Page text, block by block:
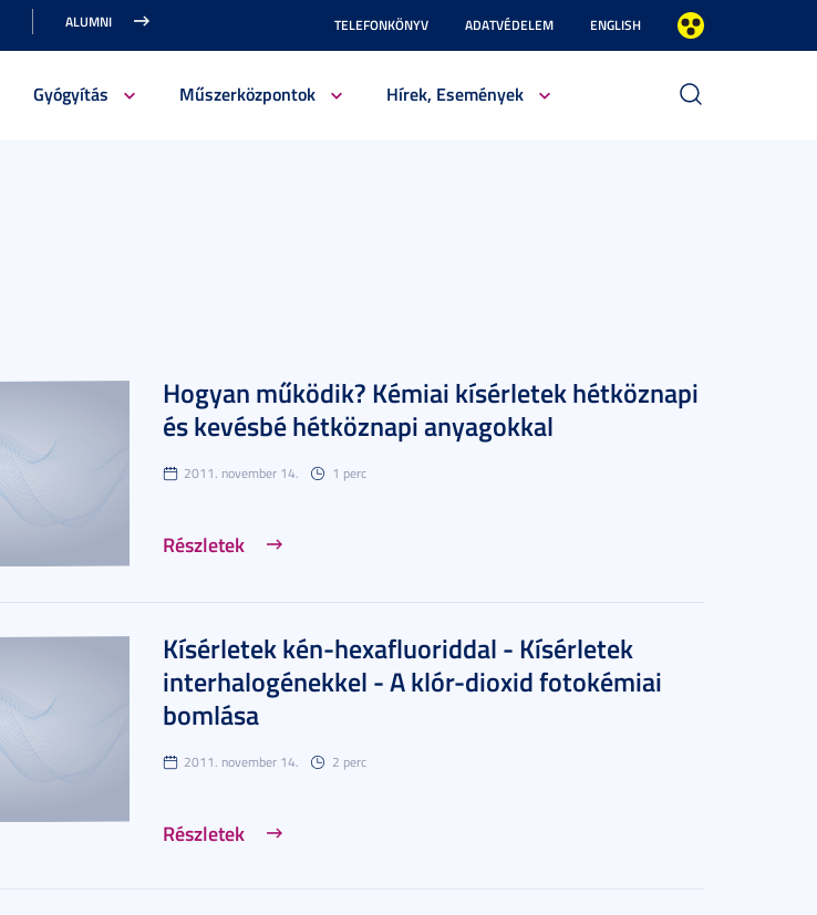
ALUMNI TELEFONKÖNYV ADATVÉDELEM ENGLISH
Gyógyítás Műszerközpontok Hírek, Események
Hogyan működik? Kémiai kísérletek hétköznapi
és kevésbé hétköznapi anyagokkal
2011. november 14. 1 perc
Részletek
Kísérletek kén-hexafluoriddal - Kísérletek
interhalogénekkel - A klór-dioxid fotokémiai
bomlása
2011. november 14. 2 perc
Részletek